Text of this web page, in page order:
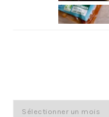
Archives